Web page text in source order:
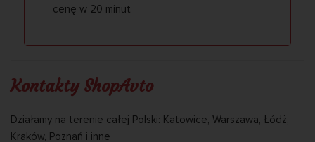
cenę w 20 minut
Kontakty ShopAvto
Działamy na terenie całej Polski: Katowice, Warszawa, Łódż,
Kraków, Poznań i inne